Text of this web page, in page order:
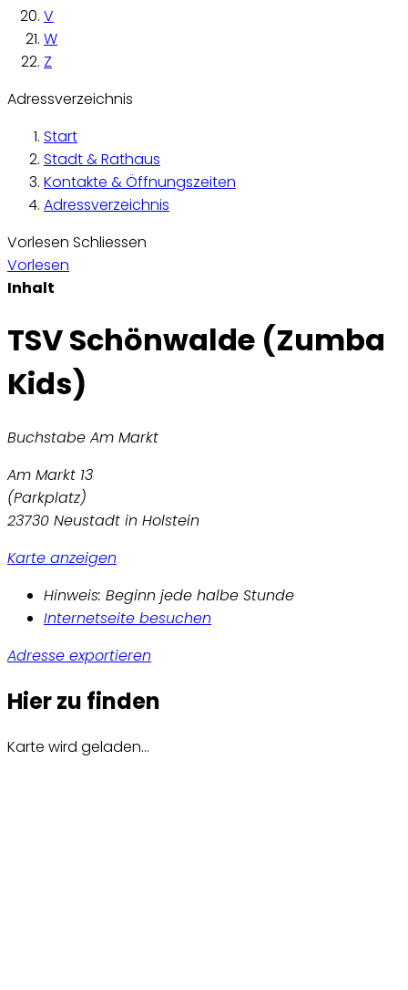
V
W
Z
Adressverzeichnis
Start
Stadt & Rathaus
Kontakte & Öffnungszeiten
Adressverzeichnis
Vorlesen Schliessen
Vorlesen
Inhalt
TSV Schönwalde (Zumba
Kids)
Buchstabe Am Markt
Am Markt 13
(Parkplatz)
23730 Neustadt in Holstein
Karte anzeigen
Hinweis: Beginn jede halbe Stunde
Internetseite besuchen
Adresse exportieren
Hier zu finden
Karte wird geladen...